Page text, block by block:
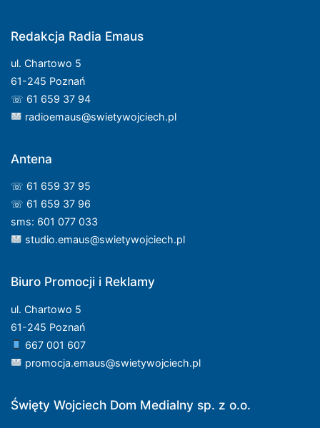
Redakcja Radia Emaus
ul. Chartowo 5
61-245 Poznań
☏ 61 659 37 94
radioemaus@swietywojciech.pl
Antena
☏ 61 659 37 95
☏ 61 659 37 96
sms: 601 077 033
studio.emaus@swietywojciech.pl
Biuro Promocji i Reklamy
ul. Chartowo 5
61-245 Poznań
667 001 607
promocja.emaus@swietywojciech.pl
Święty Wojciech Dom Medialny sp. z o.o.